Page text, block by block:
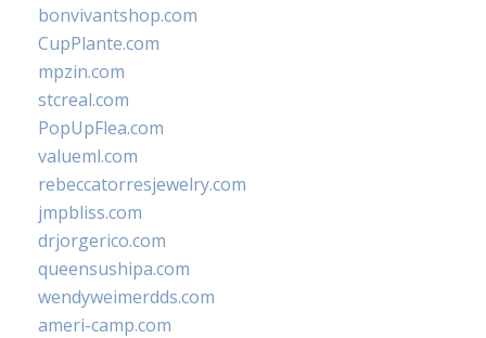
bonvivantshop.com
CupPlante.com
mpzin.com
stcreal.com
PopUpFlea.com
valueml.com
rebeccatorresjewelry.com
jmpbliss.com
drjorgerico.com
queensushipa.com
wendyweimerdds.com
ameri-camp.com